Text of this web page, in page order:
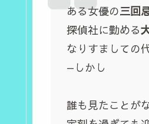
ある女優の三回
探偵社に勤める
なりすましての
—しかし
誰も見たことが